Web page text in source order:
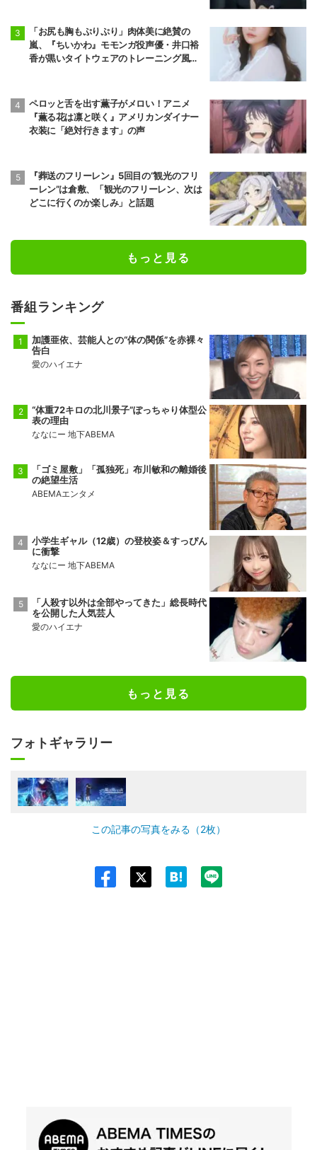
「お尻も胸もぷりぷり」肉体美に絶賛の
嵐、『ちいかわ』モモンガ役声優・井口裕
香が黒いタイトウェアのトレーニング風景
ペロッと舌を出す薫子がメロい！アニメ
『薫る花は凛と咲く』アメリカンダイナー
衣装に「絶対行きます」の声
『葬送のフリーレン』5回目の“観光のフリ
ーレン”は倉敷、「観光のフリーレン、次は
どこに行くのか楽しみ」と話題
もっと見る
番組ランキング
加護亜依、芸能人との“体の関係”を赤裸々
告白
愛のハイエナ
“体重72キロの北川景子”ぽっちゃり体型公
表の理由
ななにー 地下ABEMA
「ゴミ屋敷」「孤独死」布川敏和の離婚後
の絶望生活
ABEMAエンタメ
小学生ギャル（12歳）の登校姿＆すっぴん
に衝撃
ななにー 地下ABEMA
「人殺す以外は全部やってきた」総長時代
を公開した人気芸人
愛のハイエナ
もっと見る
フォトギャラリー
この記事の写真をみる（2枚）